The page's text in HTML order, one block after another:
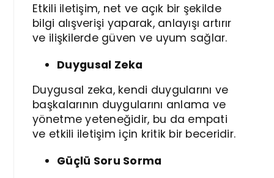
Etkili iletişim, net ve açık bir şekilde
bilgi alışverişi yaparak, anlayışı artırır
ve ilişkilerde güven ve uyum sağlar.
Duygusal Zeka
Duygusal zeka, kendi duygularını ve
başkalarının duygularını anlama ve
yönetme yeteneğidir, bu da empati
ve etkili iletişim için kritik bir beceridir.
Güçlü Soru Sorma